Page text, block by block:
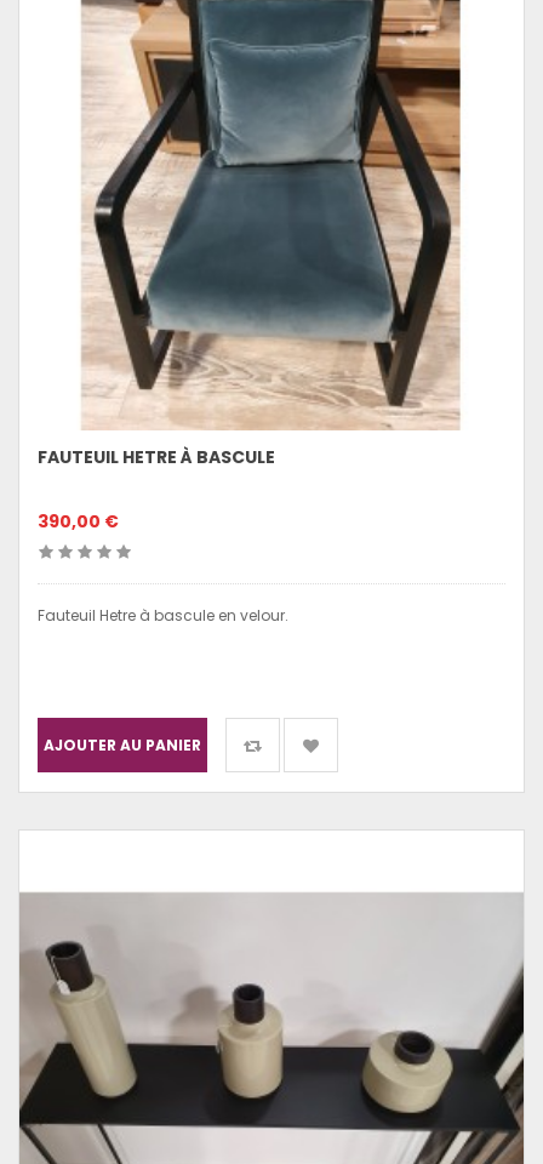
FAUTEUIL HETRE À BASCULE
390,00 €
Fauteuil Hetre à bascule en velour.
AJOUTER AU PANIER